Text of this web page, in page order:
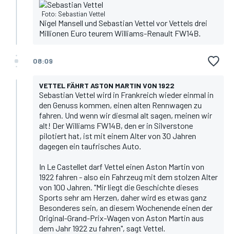
Foto: Sebastian Vettel
Nigel Mansell und Sebastian Vettel vor Vettels drei
Millionen Euro teurem Williams-Renault FW14B.
08:09
VETTEL FÄHRT ASTON MARTIN VON 1922
Sebastian Vettel wird in Frankreich wieder einmal in
den Genuss kommen, einen alten Rennwagen zu
fahren. Und wenn wir diesmal alt sagen, meinen wir
alt! Der Williams FW14B, den er in Silverstone
pilotiert hat, ist mit einem Alter von 30 Jahren
dagegen ein taufrisches Auto.
In Le Castellet darf Vettel einen Aston Martin von
1922 fahren - also ein Fahrzeug mit dem stolzen Alter
von 100 Jahren. "Mir liegt die Geschichte dieses
Sports sehr am Herzen, daher wird es etwas ganz
Besonderes sein, an diesem Wochenende einen der
Original-Grand-Prix-Wagen von Aston Martin aus
dem Jahr 1922 zu fahren", sagt Vettel.